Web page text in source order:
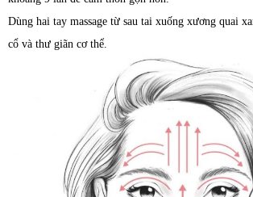
Dùng hai tay massage từ sau tai xuống xương quai
cổ và thư giãn cơ thể.